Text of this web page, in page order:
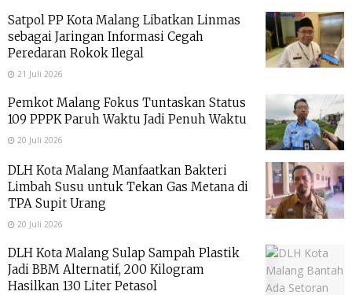
Satpol PP Kota Malang Libatkan Linmas
sebagai Jaringan Informasi Cegah
Peredaran Rokok Ilegal
21 Juli 2026
Pemkot Malang Fokus Tuntaskan Status
109 PPPK Paruh Waktu Jadi Penuh Waktu
20 Juli 2026
DLH Kota Malang Manfaatkan Bakteri
Limbah Susu untuk Tekan Gas Metana di
TPA Supit Urang
20 Juli 2026
DLH Kota Malang Sulap Sampah Plastik
Jadi BBM Alternatif, 200 Kilogram
Hasilkan 130 Liter Petasol